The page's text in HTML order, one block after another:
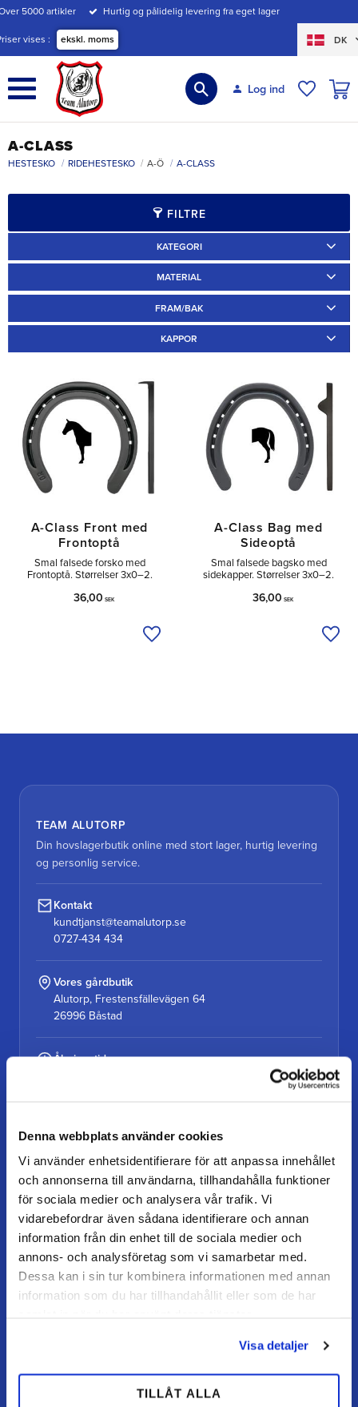
Denna webbplats använder cookies
Vi använder enhetsidentifierare för att anpassa innehållet
och annonserna till användarna, tillhandahålla funktioner
för sociala medier och analysera vår trafik. Vi
vidarebefordrar även sådana identifierare och annan
information från din enhet till de sociala medier och
annons- och analysföretag som vi samarbetar med.
Dessa kan i sin tur kombinera informationen med annan
information som du har tillhandahållit eller som de har
Visa detaljer
TILLÅT ALLA
Menu
5000 artikler Hurtig og pålidelig levering fra eget lager
vises ekskl. moms DK
Log ind
A-CLASS
HESTESKO RIDEHESTESKO A-Ö A-CLASS
FILTRE
KATEGORI
MATERIAL
FRAM/BAK
KAPPOR
A-Class Front med
Frontoptå
Smal falsede forsko med
Frontoptå. Størrelser 3x0–2.
36,00 SEK
Tilføj til ønskeliste
A-Class Bag med
Sideoptå
Smal falsede bagsko med
sidekapper. Størrelser 3x0–2.
36,00 SEK
TEAM ALUTORP
Din hovslagerbutik online med stort lager, hurtig levering
og personlig service.
Kontakt
kundtjanst@teamalutorp.se
0727-434 434
Vores gårdbutik
Alutorp, Frestensfällevägen 64
26996 Båstad
Åbningstider
KUNDESERVICE
Kundeservice
Mine sider
FAQ
Returnering / fortryd køb
Reklamation
HANDL HOS OS